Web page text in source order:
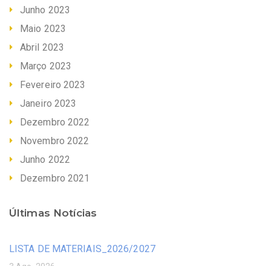
Junho 2023
Maio 2023
Abril 2023
Março 2023
Fevereiro 2023
Janeiro 2023
Dezembro 2022
Novembro 2022
Junho 2022
Dezembro 2021
Últimas Notícias
LISTA DE MATERIAIS_2026/2027